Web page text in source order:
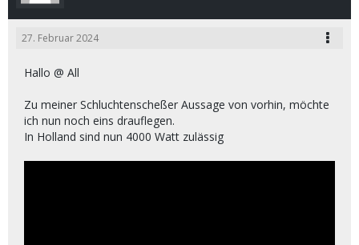
27. Februar 2024
Hallo @ All
Zu meiner Schluchtenscheßer Aussage von vorhin, möchte
ich nun noch eins drauflegen.
In Holland sind nun 4000 Watt zulässig